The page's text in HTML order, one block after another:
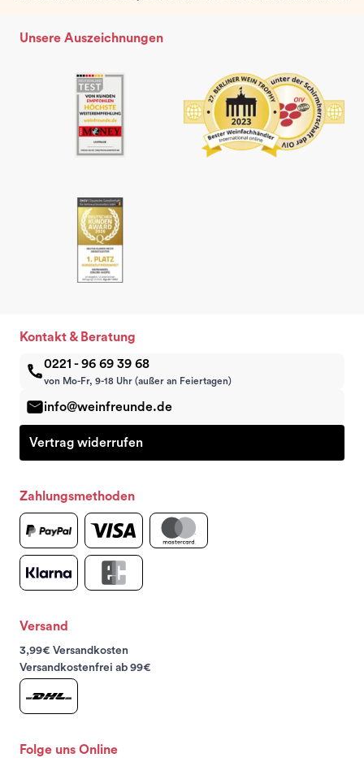
Unsere Auszeichnungen
Kontakt & Beratung
0221 - 96 69 39 68
von Mo-Fr, 9-18 Uhr (außer an Feiertagen)
info@weinfreunde.de
Vertrag widerrufen
Zahlungsmethoden
Versand
3,99€ Versandkosten
Versandkostenfrei ab 99€
Folge uns Online